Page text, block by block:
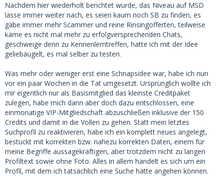
Nachdem hier wiederholt berichtet wurde, das Niveau auf MSD
lasse immer weiter nach, es seien kaum noch SB zu finden, es
gäbe immer mehr Scammer und reine Rinsingofferten, teilweise
käme es nicht mal mehr zu erfolgversprechenden Chats,
geschweige denn zu Kennenlerntreffen, hatte ich mit der Idee
geliebäugelt, es mal selber zu testen.
Was mehr oder weniger erst eine Schnapsidee war, habe ich nun
vor ein paar Wochen in die Tat umgesetzt. Ursprünglich wollte ich
mir eigentlich nur als Basismitglied das kleinste Creditpaket
zulegen, habe mich dann aber doch dazu entschlossen, eine
einmonatige VIP-Mitgliedschaft abzuschließen inklusive der 150
Credits und damit in die Vollen zu gehen. Statt mein letztes
Suchprofil zu reaktivieren, habe ich ein komplett neues angelegt,
bestückt mit korrekten bzw. nahezu korrekten Daten, einem für
meine Begriffe aussagekräftigen, aber trotzdem nicht zu langen
Profiltext sowie ohne Foto. Alles in allem handelt es sich um ein
Profil, mit dem ich tatsächlich eine Suche hätte angehen können.